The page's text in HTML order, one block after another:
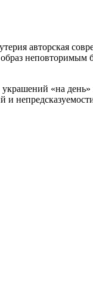
авторская
неповторимым
«на
и